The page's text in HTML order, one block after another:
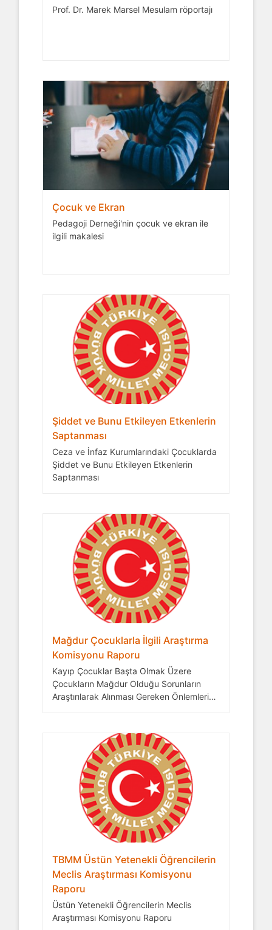
Prof. Dr. Marek Marsel Mesulam röportajı
Çocuk ve Ekran
Pedagoji Derneği'nin çocuk ve ekran ile
ilgili makalesi
Şiddet ve Bunu Etkileyen Etkenlerin
Saptanması
Ceza ve İnfaz Kurumlarındaki Çocuklarda
Şiddet ve Bunu Etkileyen Etkenlerin
Saptanması
Mağdur Çocuklarla İlgili Araştırma
Komisyonu Raporu
Kayıp Çocuklar Başta Olmak Üzere
Çocukların Mağdur Olduğu Sorunların
Araştırılarak Alınması Gereken Önlemlerin
TBMM Üstün Yetenekli Öğrencilerin
Meclis Araştırması Komisyonu
Raporu
Üstün Yetenekli Öğrencilerin Meclis
Araştırması Komisyonu Raporu